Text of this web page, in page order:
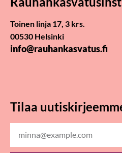
Toinen linja 17, 3 krs.
00530 Helsinki
info@rauhankasvatus.fi
Tilaa